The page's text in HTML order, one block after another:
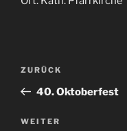
Vorheriger
Beitrag
ZURÜCK
40. Oktoberfest
Nächster
WEITER